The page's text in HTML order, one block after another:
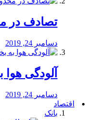
تصادف در
دسامبر 24, 2019
آلودگی
دسامبر 24, 2019
اقتصاد
بانک